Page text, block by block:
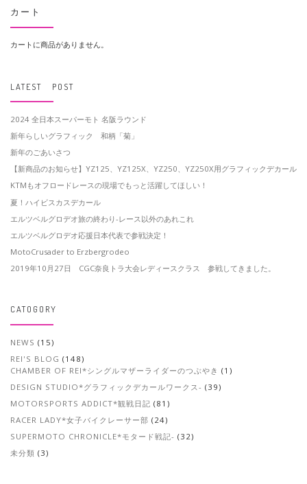
カート
カートに商品がありません。
LATEST POST
2024 全日本スーパーモト 名阪ラウンド
新年らしいグラフィック 和柄「菊」
新年のごあいさつ
【新商品のお知らせ】YZ125、YZ125X、YZ250、YZ250X用グラフィックデカール
KTMもオフロードレースの現場でもっと活躍してほしい！
夏！ハイビスカスデカール
エルツベルグロデオ旅の終わり-レース以外のあれこれ
エルツベルグロデオ応援日本代表で参戦決定！
MotoCrusader to Erzbergrodeo
2019年10月27日 CGC奈良トラ大会レディースクラス 参戦してきました。
CATOGORY
NEWS (15)
REI'S BLOG (148)
CHAMBER OF REI*シングルマザーライダーのつぶやき (1)
DESIGN STUDIO*グラフィックデカールワークス- (39)
MOTORSPORTS ADDICT*観戦日記 (81)
RACER LADY*女子バイクレーサー部 (24)
SUPERMOTO CHRONICLE*モタード戦記- (32)
未分類 (3)